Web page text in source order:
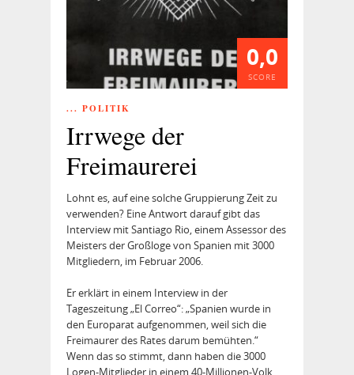
0,0
SCORE
... POLITIK
Irrwege der
Freimaurerei
Lohnt es, auf eine solche Gruppierung Zeit zu
verwenden? Eine Antwort darauf gibt das
Interview mit Santiago Rio, einem Assessor des
Meisters der Großloge von Spanien mit 3000
Mitgliedern, im Februar 2006.
Er erklärt in einem Interview in der
Tageszeitung „El Correo“: „Spanien wurde in
den Europarat aufgenommen, weil sich die
Freimaurer des Rates darum bemühten.“
Wenn das so stimmt, dann haben die 3000
Logen-Mitglieder in einem 40-Millionen-Volk